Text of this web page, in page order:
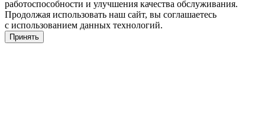
работоспособности и улучшения качества обслуживания.
Продолжая использовать наш сайт, вы соглашаетесь
с использованием данных технологий.
Принять